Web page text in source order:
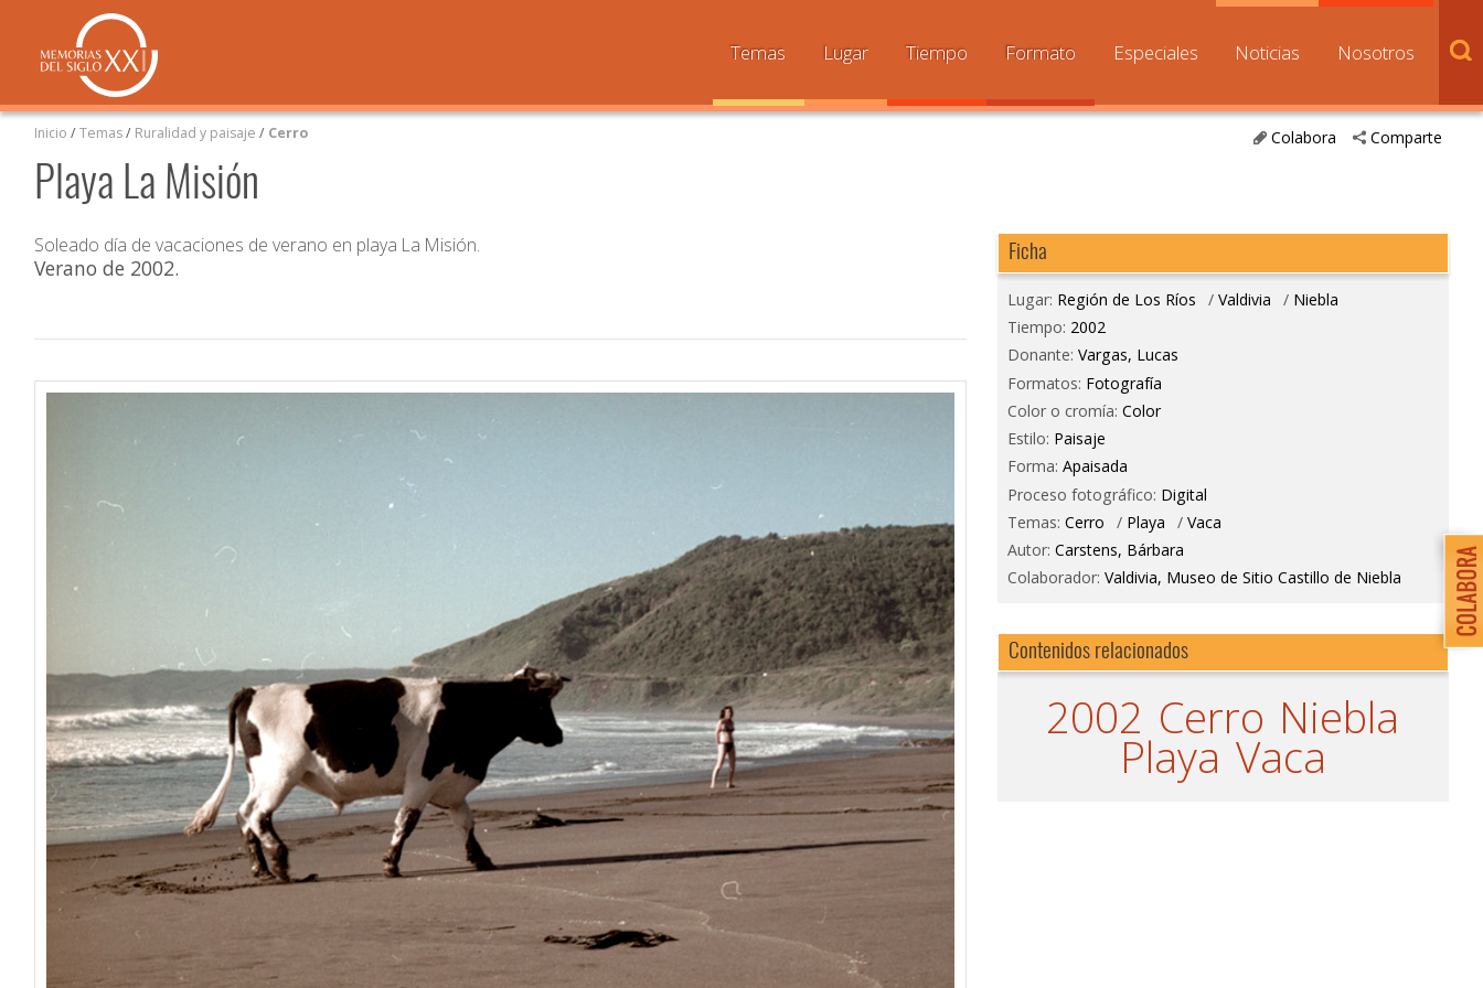
Temas Lugar Tiempo Formato Especiales Noticias Nosotros
Comparte
Colabora
Inicio /Temas/ Ruralidad y paisaje / Cerro
Playa La Misión
Soleado día de vacaciones de verano en playa La Misión.
Verano de 2002.
Ficha
Lugar: Región de Los Ríos / Valdivia / Niebla
Tiempo: 2002
Donante: Vargas, Lucas
Formatos: Fotografía
Color o cromía: Color
Estilo: Paisaje
Forma: Apaisada
Proceso fotográfico: Digital
Temas: Cerro / Playa / Vaca
Autor: Carstens, Bárbara
Colaborador: Valdivia, Museo de Sitio Castillo de Niebla
Contenidos relacionados
2002 Cerro Niebla
Playa Vaca